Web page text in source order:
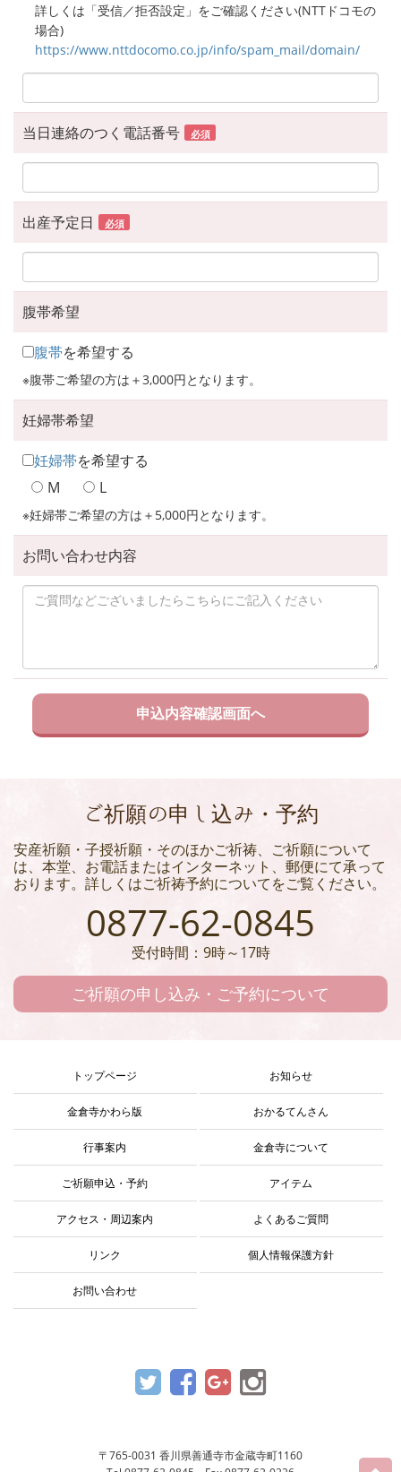
詳しくは「受信／拒否設定」をご確認ください(NTTドコモの
場合)
https://www.nttdocomo.co.jp/info/spam_mail/domain/
当日連絡のつく電話番号 必須
出産予定日 必須
腹帯希望
腹帯を希望する
※腹帯ご希望の方は＋3,000円となります。
妊婦帯希望
妊婦帯を希望する
M
L
※妊婦帯ご希望の方は＋5,000円となります。
お問い合わせ内容
ご祈願の申し込み・予約
安産祈願・子授祈願・そのほかご祈祷、ご祈願について
は、本堂、お電話またはインターネット、郵便にて承って
おります。詳しくはご祈祷予約についてをご覧ください。
0877-62-0845
受付時間：9時～17時
ご祈願の申し込み・ご予約について
トップページ お知らせ
金倉寺かわら版 おかるてんさん
行事案内 金倉寺について
ご祈願申込・予約 アイテム
アクセス・周辺案内 よくあるご質問
リンク 個人情報保護方針
お問い合わせ
〒765-0031 香川県善通寺市金蔵寺町1160